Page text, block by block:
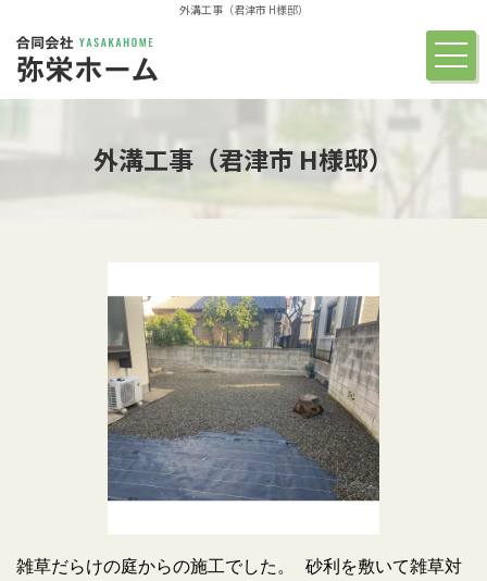
外溝工事（君津市 H様邸）
駐車場工事・エクステリア
実績紹介
よくある質問
会社概要
お問い合わせ
外溝工事（君津市 H様邸）
雑草だらけの庭からの施工でした。 砂利を敷いて雑草対